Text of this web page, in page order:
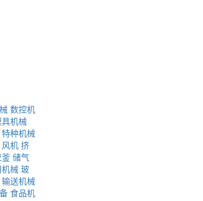
数控机
机械
特种机械
风机 挤
储气
械 玻
输送机械
食品机